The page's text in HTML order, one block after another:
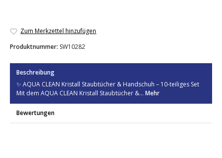
Zum Merkzettel hinzufügen
Produktnummer: SW10282
Beschreibung
✨ AQUA CLEAN Kristall Staubtücher & Handschuh – 10-teiliges Set
Mit dem AQUA CLEAN Kristall Staubtücher &… Mehr
Bewertungen